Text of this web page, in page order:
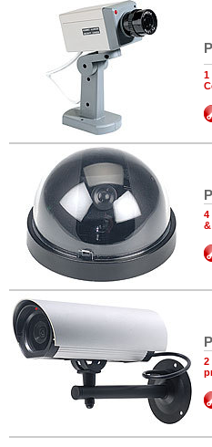
1
4
2